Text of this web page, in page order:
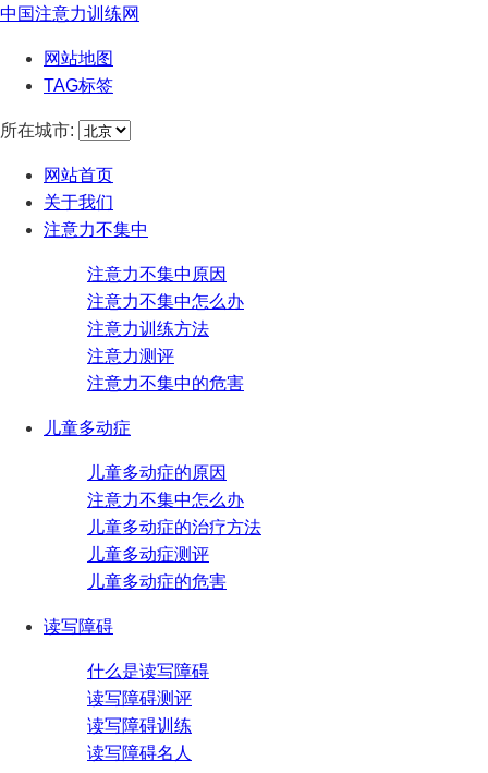
中国注意力训练网
网站地图
TAG标签
所在城市:
网站首页
关于我们
注意力不集中
注意力不集中原因
注意力不集中怎么办
注意力训练方法
注意力测评
注意力不集中的危害
儿童多动症
儿童多动症的原因
注意力不集中怎么办
儿童多动症的治疗方法
儿童多动症测评
儿童多动症的危害
读写障碍
什么是读写障碍
读写障碍测评
读写障碍训练
读写障碍名人